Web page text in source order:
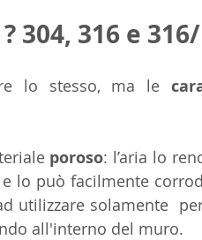
304, 316 e
lo stesso, ma le
poroso: l’aria lo
lo può facilmente
utilizzare solamente
all'interno del muro.